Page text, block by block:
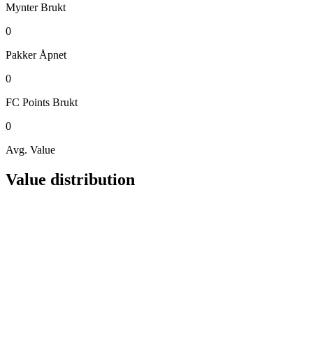
Mynter Brukt
0
Pakker Åpnet
0
FC Points Brukt
0
Avg. Value
Value distribution